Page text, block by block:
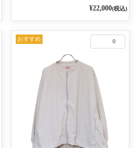
¥22,000(税込)
0
おすすめ